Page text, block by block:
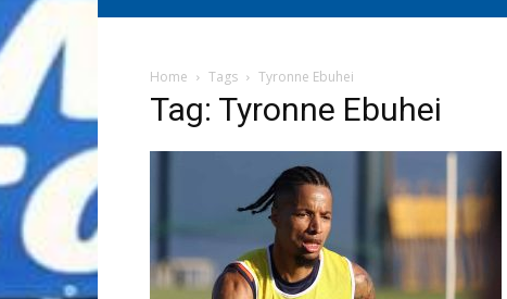
Home Tags Tyronne Ebuhei
Tag: Tyronne Ebuhei